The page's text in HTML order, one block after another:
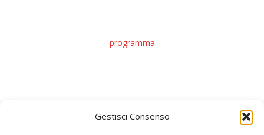
Gestisci Consenso
programma